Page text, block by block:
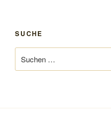
SUCHE
nach: